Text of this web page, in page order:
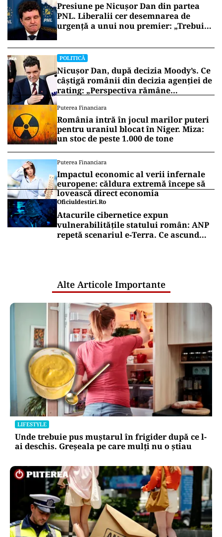
Presiune pe Nicușor Dan din partea
PNL. Liberalii cer desemnarea de
urgență a unui nou premier: „Trebuie
POLITICĂ
Nicușor Dan, după decizia Moody’s. Ce
câștigă românii din decizia agenției de
rating: „Perspectiva rămâne
Puterea Financiara
România intră în jocul marilor puteri
pentru uraniul blocat în Niger. Miza:
un stoc de peste 1.000 de tone
Puterea Financiara
Impactul economic al verii infernale
europene: căldura extremă începe să
lovească direct economia
Oficiuldestiri.ro
Atacurile cibernetice expun
vulnerabilitățile statului român: ANP
repetă scenariul e‑Terra. Ce ascund
Alte Articole Importante
LIFESTYLE
Unde trebuie pus muștarul în frigider după ce l-
ai deschis. Greșeala pe care mulți nu o știau